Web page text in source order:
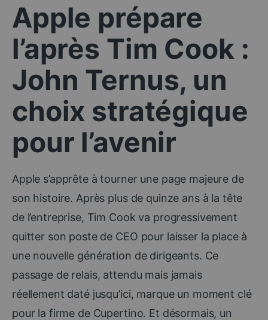
Apple prépare
l’après Tim Cook :
John Ternus, un
choix stratégique
pour l’avenir
Apple s’apprête à tourner une page majeure de
son histoire. Après plus de quinze ans à la tête
de l’entreprise, Tim Cook va progressivement
quitter son poste de CEO pour laisser la place à
une nouvelle génération de dirigeants. Ce
passage de relais, attendu mais jamais
réellement daté jusqu’ici, marque un moment clé
pour la firme de Cupertino. Et désormais, un